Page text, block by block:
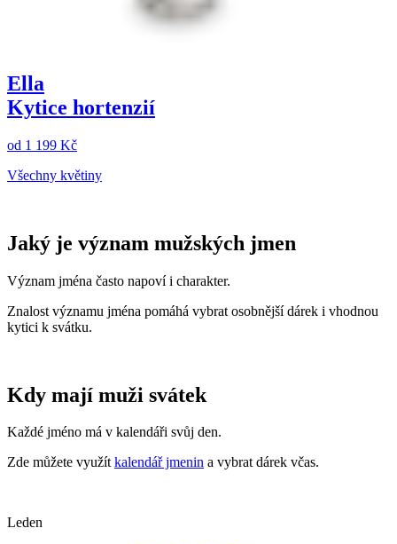
Ella
Kytice hortenzií
od 1 199 Kč
Všechny květiny
Jaký je význam mužských jmen
Význam jména často napoví i charakter.
Znalost významu jména pomáhá vybrat osobnější dárek i vhodnou
kytici k svátku.
Kdy mají muži svátek
Každé jméno má v kalendáři svůj den.
Zde můžete využítkalendář jmenin a vybrat dárek včas.
leden